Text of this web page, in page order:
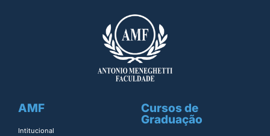
AMF
Intitucional
Cursos de
Graduação